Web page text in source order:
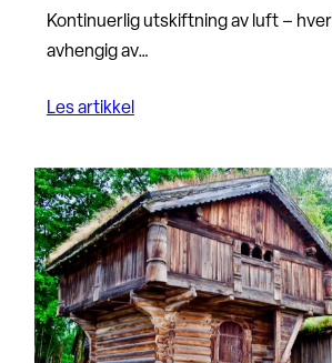
Kontinuerlig utskiftning av luft –
avhengig av…
Les artikkel